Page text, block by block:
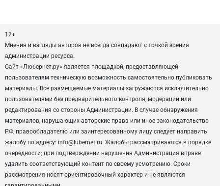
12+
Мнения и взгляды авторов не всегда совпадают с точкой зрения
администрации ресурса.
Сайт «Любернет.ру» является площадкой, предоставляющей
пользователям техническую возможность самостоятельно публиковать
материалы. Все размещаемые материалы загружаются исключительно
пользователями без предварительного контроля, модерации или
редактирования со стороны Администрации. В случае обнаружения
материалов, нарушающих авторские права или иное законодательство
РФ, правообладателю или заинтересованному лицу следует направить
жалобу по адресу: info@lubernet.ru. Жалобы рассматриваются в порядке
очерёдности; при подтверждении нарушения Администрация вправе
удалить соответствующий контент по своему усмотрению. Сроки
рассмотрения носят ориентировочный характер и не являются